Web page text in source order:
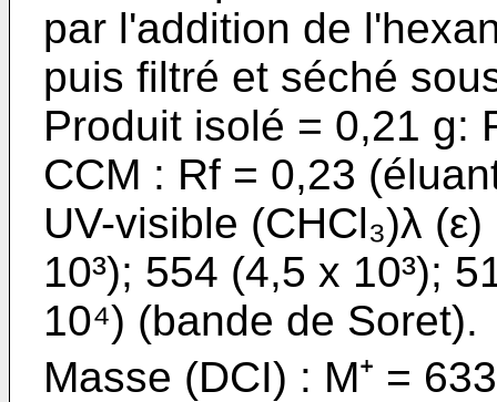
par l'addition de
puis filtré et séché
Produit isolé = 0,21 g:
CCM : Rf = 0,23
UV-visible (CHCl₃)λ
10³); 554 (4,5 x 10³);
10⁴) (bande de Soret).
Masse (DCI) : M⁺ =